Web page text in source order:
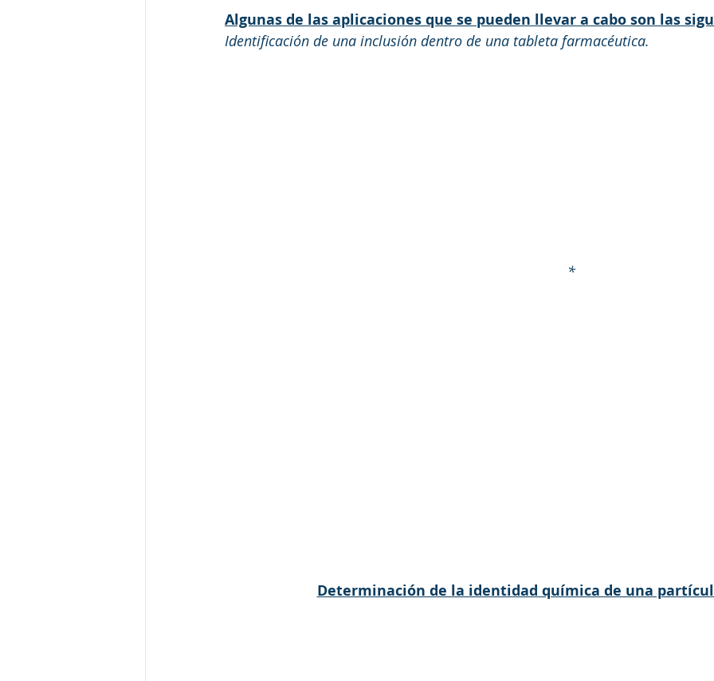
Algunas de las aplicaciones que se pueden llevar a cabo son las
Identificación de una inclusión dentro de una tableta farmacéutica.
                                                                                      *
Determinación de la identidad química de una